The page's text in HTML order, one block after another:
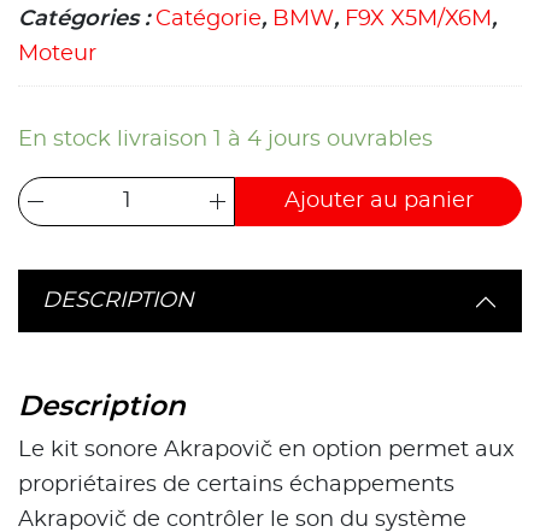
Catégories : Catégorie, BMW, F9X X5M/X6M ,
Moteur
En stock livraison 1 à 4 jours ouvrables
Ajouter au panier
DESCRIPTION
Description
Le kit sonore Akrapovič en option permet aux
propriétaires de certains échappements
Akrapovič de contrôler le son du système